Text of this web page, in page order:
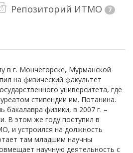
Репозиторий ИТМО 7
в г. Мончегорске, Мурманской
на физический факультет
университета, где
стипендии им. Потанина.
бакалавра физики, в 2007 г. –
В этом же году поступил в
и устроился на должность
там младшим научны
научную деятельность с